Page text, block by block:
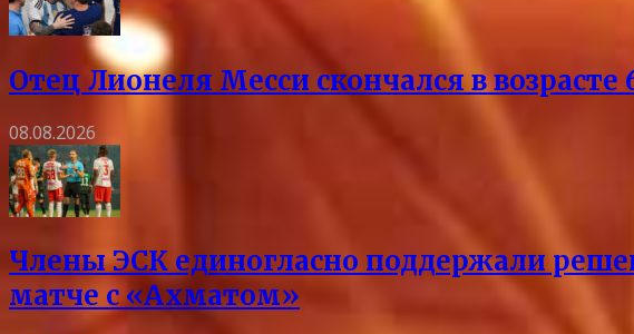
Отец Лионеля Месси скончался в
08.08.2026
Члены ЭСК единогласно поддержали
матче с «Ахматом»